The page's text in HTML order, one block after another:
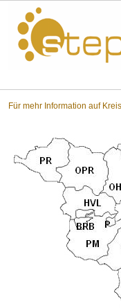
Für mehr Information auf